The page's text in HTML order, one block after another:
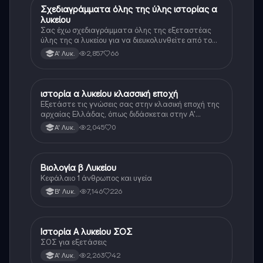
Ιστορία
Σχεδιαγράμματα όλης της ύλης ιστορίας α
λυκείου
Σας έχω σχεδιαγράμματα όλης της εξεταστέας
ύλης της α λυκείου για να διευκολυνθείτε από το
τεράστιο βάρος του βιβλίου
Α' Λυκ. 2,857 66
Ιστορία
ιστορία α λυκείου κλασσική εποχή
Εξετάστε τις γνώσεις σας στην κλασική εποχή της
αρχαίας Ελλάδας, όπως διδάσκεται στην Α'
Λυκείου.Α' Λυκ. 2,045 0
Βιολογία
Βιολογία β Λυκείου
Κεφάλαιο 1 άνθρωπος και υγεία
Β' Λυκ. 7,146 226
Ιστορία
Ιστορία Α λυκείου ΣΟΣ
ΣΟΣ για εξετάσεις
Α' Λυκ. 2,263 42